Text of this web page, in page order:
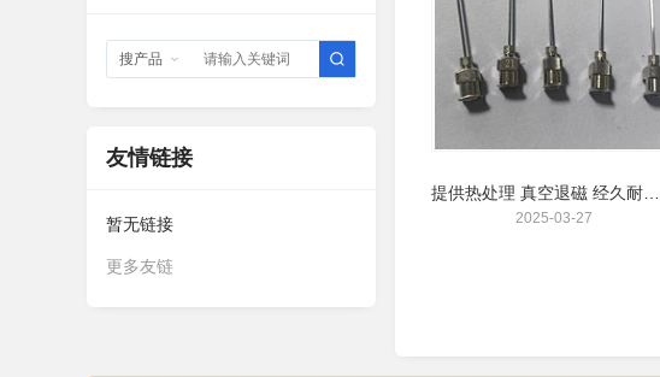
搜产品
友情链接
暂无链接
更多友链
2025-03-27